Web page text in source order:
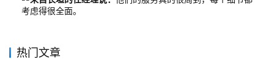
考虑得很全面。
热门文章